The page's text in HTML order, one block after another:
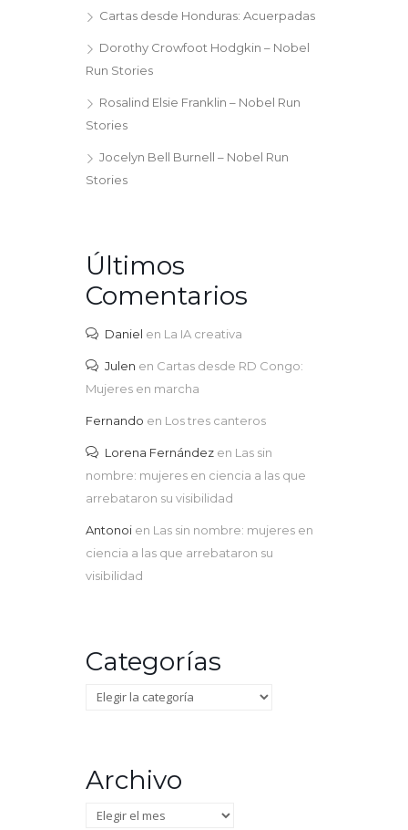
Cartas desde Honduras: Acuerpadas
Dorothy Crowfoot Hodgkin – Nobel
Run Stories
Rosalind Elsie Franklin – Nobel Run
Stories
Jocelyn Bell Burnell – Nobel Run
Stories
Últimos
Comentarios
Daniel en La IA creativa
Julen en Cartas desde RD Congo:
Mujeres en marcha
Fernando en Los tres canteros
Lorena Fernández en Las sin
nombre: mujeres en ciencia a las que
arrebataron su visibilidad
Antonoi en Las sin nombre: mujeres en
ciencia a las que arrebataron su
visibilidad
Categorías
Categorías
Archivo
Archivo